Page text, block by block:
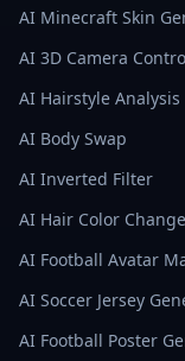
AI Minecraft Skin
AI 3D Camera
AI Hairstyle Analysis
AI Body Swap
AI Inverted Filter
AI Hair Color
AI Football Avatar
AI Soccer Jersey
AI Football Poster